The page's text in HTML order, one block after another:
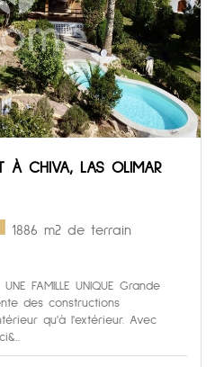
À CHIVA, LAS OLIMAR
1886 m2 de terrain
FAMILLE UNIQUE Grande
des constructions
qu'à l'extérieur. Avec